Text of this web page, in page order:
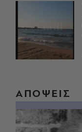
ΑΠΟΨΕΙΣ